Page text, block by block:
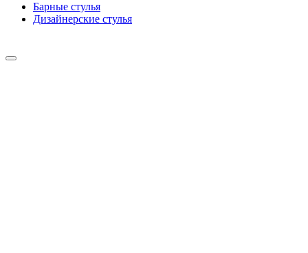
Барные cтулья
Дизайнерские cтулья